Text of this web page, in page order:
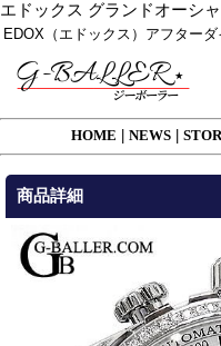
エドックス グランドオーシ
EDOX（エドックス）アフター
HOME NEWS
商品詳細